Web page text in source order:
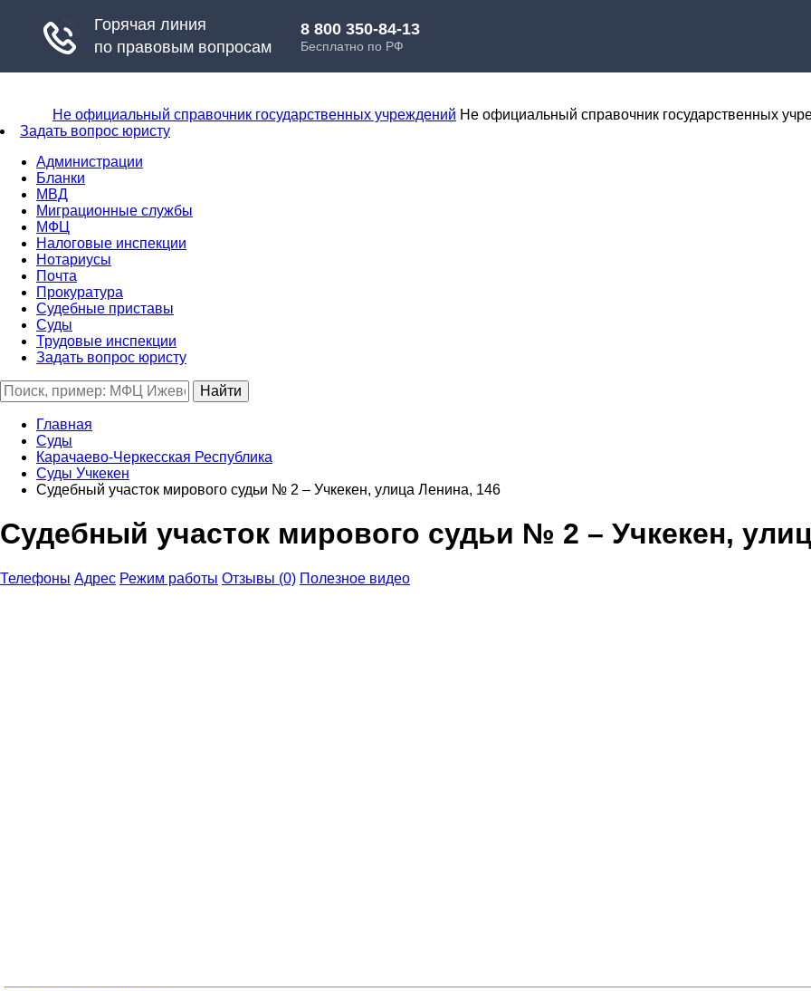
Не официальный справочник государственных учреждений Не официальный справочник государственных
Задать вопрос юристу
Администрации
Бланки
МВД
Миграционные службы
МФЦ
Налоговые инспекции
Нотариусы
Почта
Прокуратура
Судебные приставы
Суды
Трудовые инспекции
Задать вопрос юристу
Главная
Суды
Карачаево-Черкесская Республика
Суды Учкекен
Судебный участок мирового судьи № 2 – Учкекен, улица Ленина, 146
Судебный участок мирового судьи № 2 – Учкекен,
Телефоны Адрес Режим работы Отзывы (0) Полезное видео